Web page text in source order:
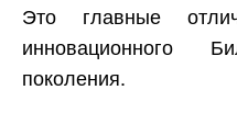
Это главные
инновационного
поколения.